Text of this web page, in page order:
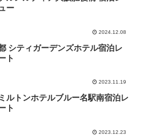
ー
2024.12.08
シティガーデンズホテル宿泊レ
ト
2023.11.19
ルトンホテルブルー名駅南宿泊レ
ト
2023.12.23